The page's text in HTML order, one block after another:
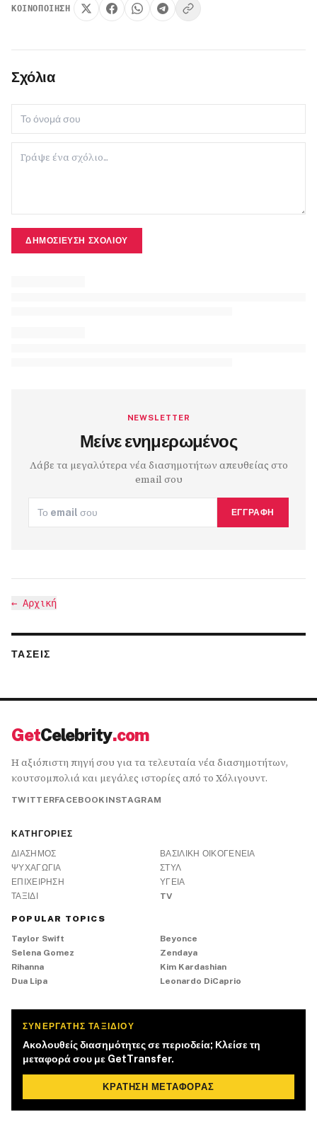
ΚΟΙΝΟΠΟΊΗΣΗ
Σχόλια
ΔΗΜΟΣΊΕΥΣΗ ΣΧΟΛΊΟΥ
NEWSLETTER
Μείνε ενημερωμένος
Λάβε τα μεγαλύτερα νέα διασημοτήτων απευθείας στο
email σου
ΕΓΓΡΑΦΉ
← Αρχική
ΤΆΣΕΙΣ
GetCelebrity.com
Η αξιόπιστη πηγή σου για τα τελευταία νέα διασημοτήτων,
κουτσομπολιά και μεγάλες ιστορίες από το Χόλιγουντ.
TWITTERFACEBOOK INSTAGRAM
ΚΑΤΗΓΟΡΊΕΣ
ΔΙΆΣΗΜΟΣ
ΒΑΣΙΛΙΚΉ ΟΙΚΟΓΈΝΕΙΑ
ΨΥΧΑΓΩΓΊΑ
ΣΤΥΛ
ΕΠΙΧΕΊΡΗΣΗ
ΥΓΕΊΑ
ΤΑΞΊΔΙ
TV
POPULAR TOPICS
Taylor Swift
Beyonce
Selena Gomez
Zendaya
Rihanna
Kim Kardashian
Dua Lipa
Leonardo DiCaprio
ΣΥΝΕΡΓΆΤΗΣ ΤΑΞΙΔΊΟΥ
Ακολουθείς διασημότητες σε περιοδεία; Κλείσε τη
μεταφορά σου με GetTransfer.
ΚΡΆΤΗΣΗ ΜΕΤΑΦΟΡΆΣ